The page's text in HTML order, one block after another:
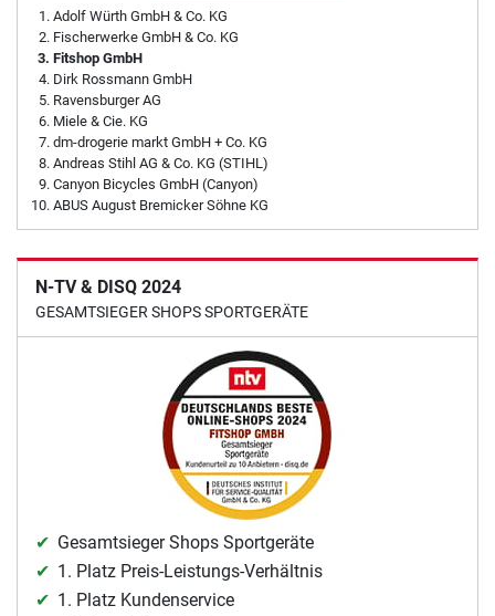
Adolf Würth GmbH & Co. KG
Fischerwerke GmbH & Co. KG
Fitshop GmbH
Dirk Rossmann GmbH
Ravensburger AG
Miele & Cie. KG
dm-drogerie markt GmbH + Co. KG
Andreas Stihl AG & Co. KG (STIHL)
Canyon Bicycles GmbH (Canyon)
ABUS August Bremicker Söhne KG
N-TV & DISQ 2024
GESAMTSIEGER SHOPS SPORTGERÄTE
Gesamtsieger Shops Sportgeräte
1. Platz Preis-Leistungs-Verhältnis
1. Platz Kundenservice